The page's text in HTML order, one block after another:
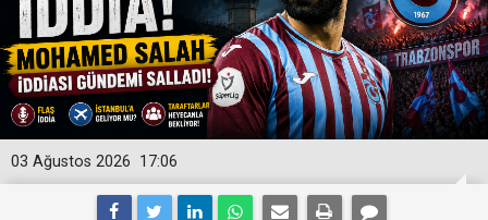
17:06
03 Ağustos 2026